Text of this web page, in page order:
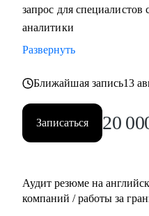
эссе, резюме,
Кому могу помочь:
• Хочет найти работу в IT,
Analytics, Strategy & Ops,
Management, Project
• Планирует переехать в
• Думает об иммиграции в
ЕВ1-А
запрос для специалистов
аналитики
Развернуть
Ближайшая запись13
Записаться 20
Аудит резюме на
компаний / работы за